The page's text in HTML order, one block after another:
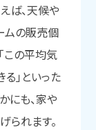
ば、天候や
ムの販売個
この平均気
」といった
にも、家や
れます。